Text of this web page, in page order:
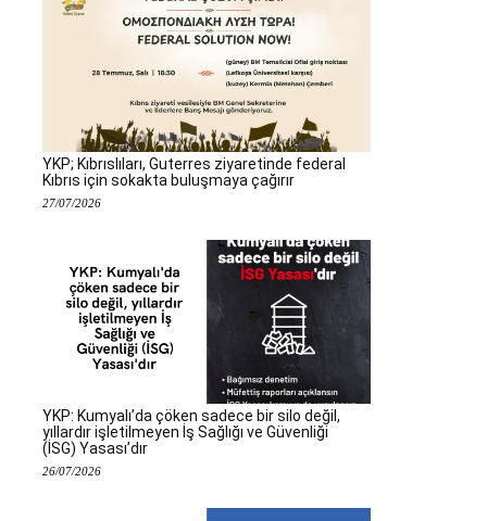
YKP; Kıbrıslıları, Guterres ziyaretinde federal
Kıbrıs için sokakta buluşmaya çağırır
27/07/2026
YKP: Kumyalı’da çöken sadece bir silo değil,
yıllardır işletilmeyen İş Sağlığı ve Güvenliği
(İSG) Yasası’dır
26/07/2026